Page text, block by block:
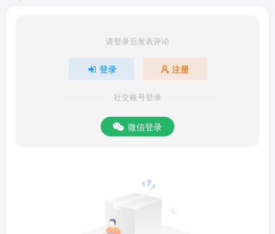
请登录后发表评论
登录 注册
社交账号登录
微信登录